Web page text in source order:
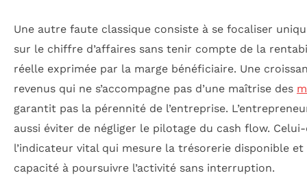
Une autre faute classique consiste à se focaliser
sur le chiffre d’affaires sans tenir compte de la
réelle exprimée par la marge bénéficiaire. Une
revenus qui ne s’accompagne pas d’une maîtrise des
garantit pas la pérennité de l’entreprise.
aussi éviter de négliger le pilotage du cash flow.
l’indicateur vital qui mesure la trésorerie disponible
capacité à poursuivre l’activité sans interruption.